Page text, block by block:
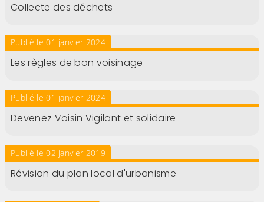
Collecte des déchets
Publié le 01 janvier 2024
Les règles de bon voisinage
Publié le 01 janvier 2024
Devenez Voisin Vigilant et solidaire
Publié le 02 janvier 2019
Révision du plan local d'urbanisme